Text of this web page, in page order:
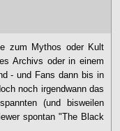
zum Mythos oder Kult
Archivs oder in einem
- und Fans dann bis in
noch irgendwann das
(und bisweilen
spontan "The Black